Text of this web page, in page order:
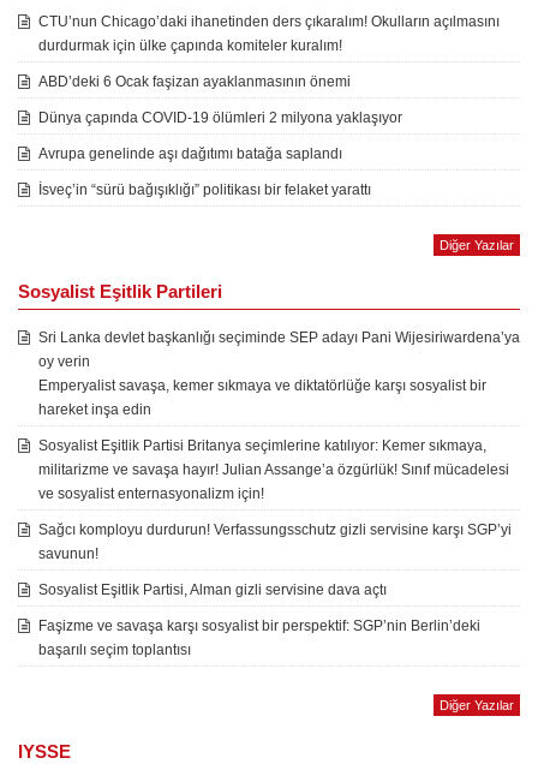
CTU’nun Chicago’daki ihanetinden ders çıkaralım! Okulların açılmasını
durdurmak için ülke çapında komiteler kuralım!
ABD’deki 6 Ocak faşizan ayaklanmasının önemi
Dünya çapında COVID-19 ölümleri 2 milyona yaklaşıyor
Avrupa genelinde aşı dağıtımı batağa saplandı
İsveç’in “sürü bağışıklığı” politikası bir felaket yarattı
Diğer Yazılar
Sosyalist Eşitlik Partileri
Sri Lanka devlet başkanlığı seçiminde SEP adayı Pani Wijesiriwardena’ya
oy verin
Emperyalist savaşa, kemer sıkmaya ve diktatörlüğe karşı sosyalist bir
hareket inşa edin
Sosyalist Eşitlik Partisi Britanya seçimlerine katılıyor: Kemer sıkmaya,
militarizme ve savaşa hayır! Julian Assange’a özgürlük! Sınıf mücadelesi
ve sosyalist enternasyonalizm için!
Sağcı komployu durdurun! Verfassungsschutz gizli servisine karşı SGP’yi
savunun!
Sosyalist Eşitlik Partisi, Alman gizli servisine dava açtı
Faşizme ve savaşa karşı sosyalist bir perspektif: SGP’nin Berlin’deki
başarılı seçim toplantısı
Diğer Yazılar
IYSSE